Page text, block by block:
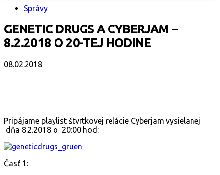
Správy
GENETIC DRUGS A CYBERJAM –
8.2.2018 O 20-TEJ HODINE
08.02.2018
Pripájame playlist štvrtkovej relácie Cyberjam vysielanej
dňa 8.2.2018 o 20:00 hod:
Časť 1: